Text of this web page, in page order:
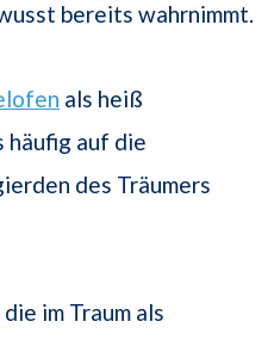
bereits wahrnimmt.
als heiß
häufig auf die
des Träumers
im Traum als